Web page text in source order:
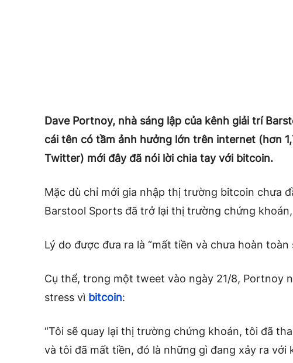
Dave Portnoy, nhà sáng lập của kênh giải trí
cái tên có tầm ảnh hưởng lớn trên internet (hơn
Twitter) mới đây đã nói lời chia tay với bitcoin.
Mặc dù chỉ mới gia nhập thị trường bitcoin chưa
Barstool Sports đã trở lại thị trường chứng
Lý do được đưa ra là “mất tiền và chưa hoàn toàn
Cụ thể, trong một tweet vào ngày 21/8, Portnoy
stress vì bitcoin:
“Tôi sẽ quay lại thị trường chứng khoán, tôi đã
và tôi đã mất tiền, đó là những gì đang xảy ra với